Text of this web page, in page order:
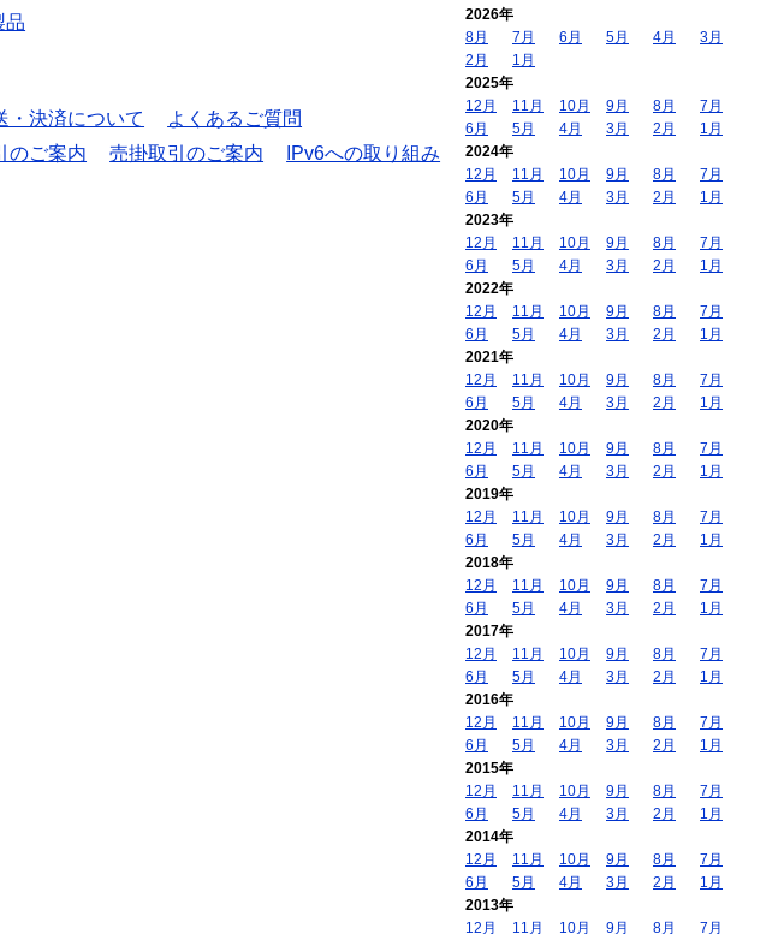
品
・決済について
よくあるご質問
のご案内 売掛取引のご案内
IPv6への取り組み
2026年
8月
7月 6月 5月 4月
3月
2月
1月
2025年
12月
11月 10月 9月 8月
7月
6月
5月 4月 3月 2月
1月
2024年
12月
11月 10月 9月 8月
7月
6月
5月 4月 3月 2月
1月
2023年
12月
11月 10月 9月 8月
7月
6月
5月 4月 3月 2月
1月
2022年
12月
11月 10月 9月 8月
7月
6月
5月 4月 3月 2月
1月
2021年
12月
11月 10月 9月 8月
7月
6月
5月 4月 3月 2月
1月
2020年
12月
11月 10月 9月 8月
7月
6月
5月 4月 3月 2月
1月
2019年
12月
11月 10月 9月 8月
7月
6月
5月 4月 3月 2月
1月
2018年
12月
11月 10月 9月 8月
7月
6月
5月 4月 3月 2月
1月
2017年
12月
11月 10月 9月 8月
7月
6月
5月 4月 3月 2月
1月
2016年
12月
11月 10月 9月 8月
7月
6月
5月 4月 3月 2月
1月
2015年
12月
11月 10月 9月 8月
7月
6月
5月 4月 3月 2月
1月
2014年
12月
11月 10月 9月 8月
7月
6月
5月 4月 3月 2月
1月
2013年
12月
11月 10月 9月 8月 7月